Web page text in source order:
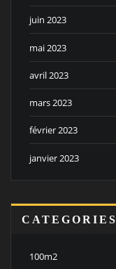
juin 2023
mai 2023
avril 2023
mars 2023
février 2023
janvier 2023
CATEGORIES
100m2